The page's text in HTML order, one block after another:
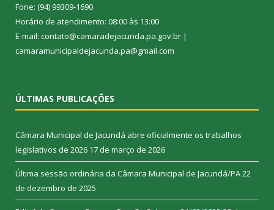
Fone: (94) 99309-1690
Horário de atendimento: 08:00 às 13:00
E-mail: contato@camaradejacunda.pa.gov.br |
camaramunicipaldejacunda.pa@gmail.com
ÚLTIMAS PUBLICAÇÕES
Câmara Municipal de Jacundá abre oficialmente os trabalhos
legislativos de 2026 17 de março de 2026
Última sessão ordinária da Câmara Municipal de Jacundá/PA22
de dezembro de 2025